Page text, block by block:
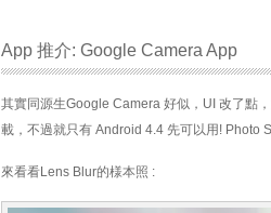
App 推介: Google Camera App
其實同源生Google Camera 好似，UI 改了點
載，不過就只有 Android 4.4 先可以用! Photo
來看看Lens Blur的様本照 :